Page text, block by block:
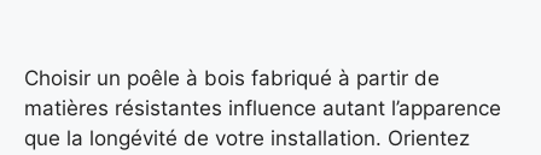
Choisir un poêle à bois fabriqué à partir de
matières résistantes influence autant l’apparence
que la longévité de votre installation. Orientez